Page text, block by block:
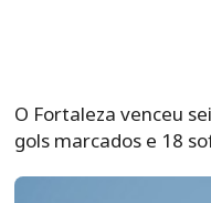
O Fortaleza venceu
gols marcados e 18